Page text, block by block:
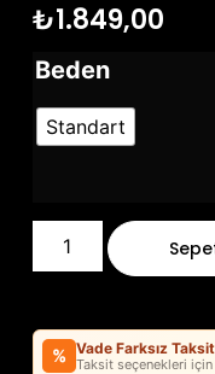
₺1.849,00
Beden
Standart
% Vade Farksız Taksit
Taksit seçenekleri için